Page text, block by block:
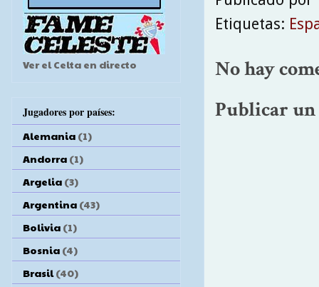
Etiquetas:
No hay
Publicar
Ver el Celta en directo
Jugadores por países:
Alemania (1)
Andorra (1)
Argelia (3)
Argentina (43)
Bolivia (1)
Bosnia (4)
Brasil (40)